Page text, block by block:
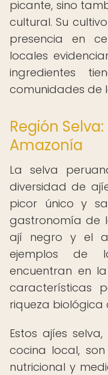
picante, sino
cultural. Su
presencia en
locales
ingredientes
comunidades de
Región
Amazonía
La selva
diversidad de
picor único y
gastronomía de
ají negro y el
ejemplos de
encuentran en
características
riqueza biológica
Estos ajíes
cocina local,
nutricional y